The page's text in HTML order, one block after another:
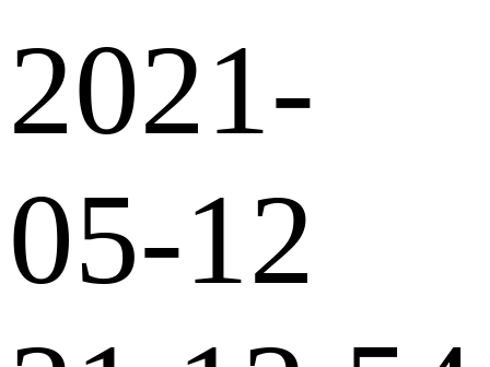
2021-
05-12